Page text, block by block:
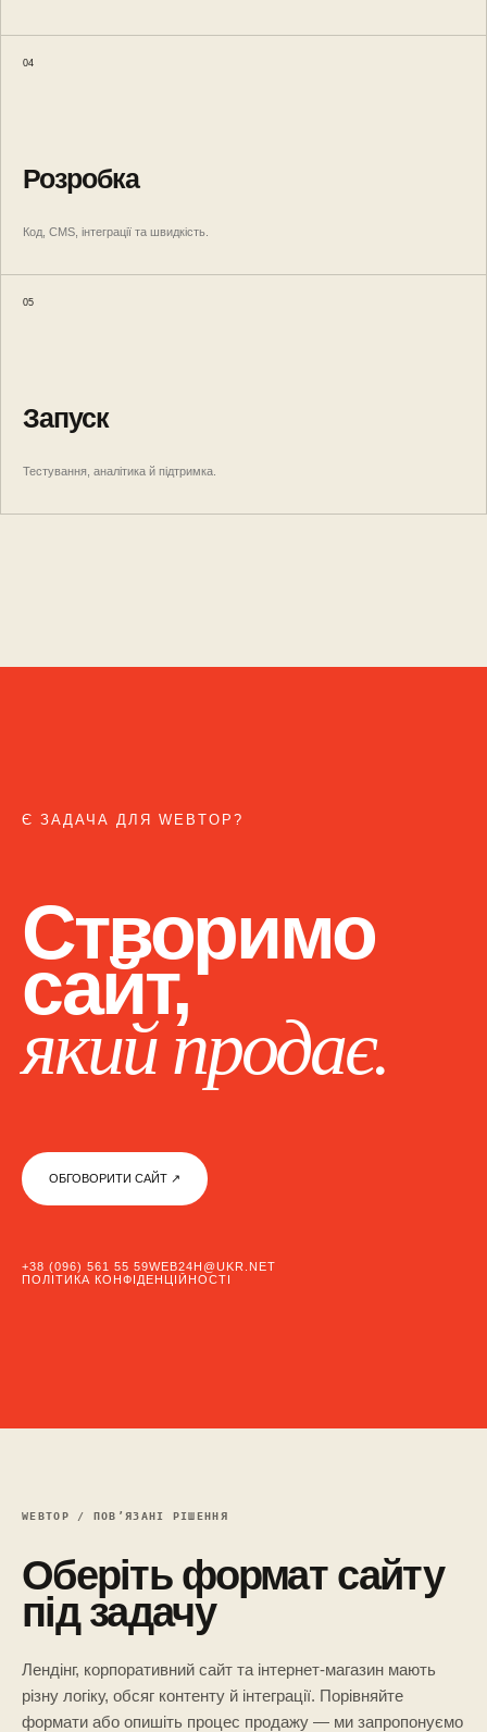
04
Розробка
Код, CMS, інтеграції та швидкість.
05
Запуск
Тестування, аналітика й підтримка.
Є ЗАДАЧА ДЛЯ WEBTOP?
Створимо
сайт,
який продає.
ОБГОВОРИТИ САЙТ ↗︎
+38 (096) 561 55 59WEB24H@UKR.NET
ПОЛІТИКА КОНФІДЕНЦІЙНОСТІ
WEBTOP / ПОВ’ЯЗАНІ РІШЕННЯ
Оберіть формат сайту
під задачу
Лендінг, корпоративний сайт та інтернет-магазин мають
різну логіку, обсяг контенту й інтеграції. Порівняйте
формати або опишіть процес продажу — ми запропонуємо